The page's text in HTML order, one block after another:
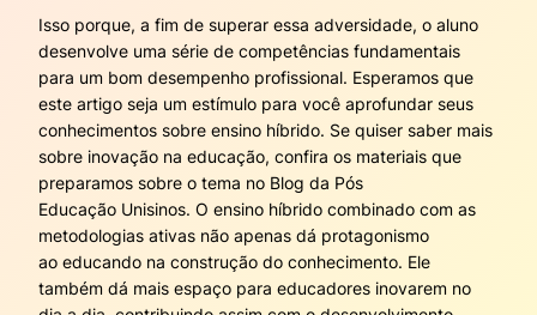
Isso porque, a fim de superar essa adversidade, o aluno
desenvolve uma série de competências fundamentais
para um bom desempenho profissional. Esperamos que
este artigo seja um estímulo para você aprofundar seus
conhecimentos sobre ensino híbrido. Se quiser saber mais
sobre inovação na educação, confira os materiais que
preparamos sobre o tema no Blog da Pós
Educação Unisinos. O ensino híbrido combinado com as
metodologias ativas não apenas dá protagonismo
ao educando na construção do conhecimento. Ele
também dá mais espaço para educadores inovarem no